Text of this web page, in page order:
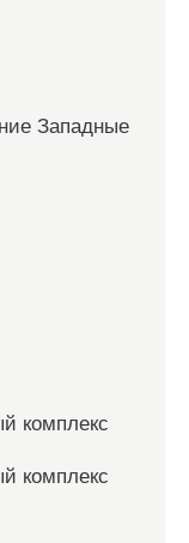
Западные
комплекс
комплекс